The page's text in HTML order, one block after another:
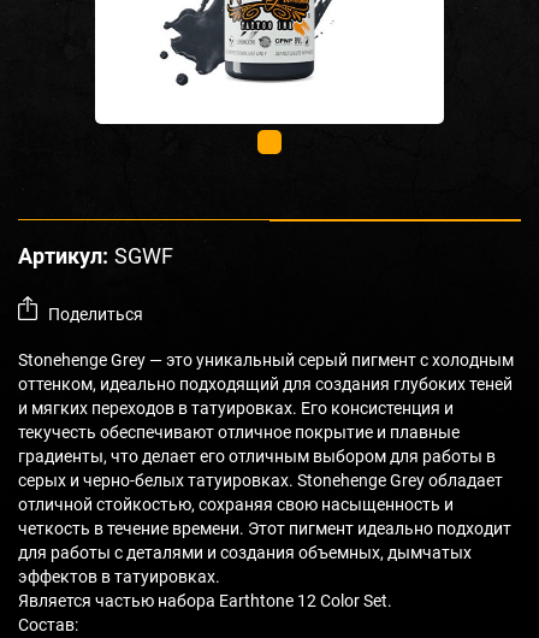
Артикул: SGWF
Поделиться
Stonehenge Grey — это уникальный серый пигмент с холодным
оттенком, идеально подходящий для создания глубоких теней
и мягких переходов в татуировках. Его консистенция и
текучесть обеспечивают отличное покрытие и плавные
градиенты, что делает его отличным выбором для работы в
серых и черно-белых татуировках. Stonehenge Grey обладает
отличной стойкостью, сохраняя свою насыщенность и
четкость в течение времени. Этот пигмент идеально подходит
для работы с деталями и создания объемных, дымчатых
эффектов в татуировках.
Является частью набора Earthtone 12 Color Set.
Состав: